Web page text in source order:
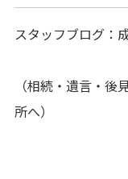
スタッフブログ：
（相続・遺言・
所へ）